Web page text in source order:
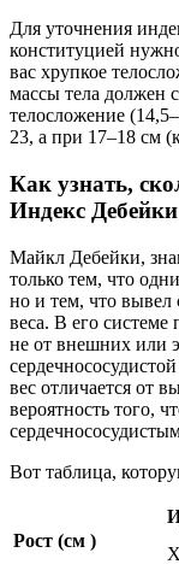
Для уточнения
конституцией
вас хрупкое
массы тела должен
телосложение
23, а при 17–18 см
Как узнать,
Индекс Дебейки
Майкл Дебейки,
только тем, что
но и тем, что вывел
веса. В его системе
не от внешних или
вес отличается от
вероятность того,
Вот таблица,
Рост (см )